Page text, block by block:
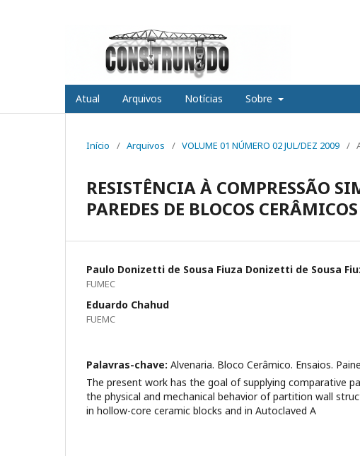
Atual Arquivos Notícias Sobre
Início / Arquivos / VOLUME 01 NÚMERO 02 JUL/DEZ 2009 /
RESISTÊNCIA À COMPRESSÃO
PAREDES DE BLOCOS
Paulo Donizetti de Sousa Fiuza Donizetti de Sousa
FUMEC
Eduardo Chahud
FUEMC
Palavras-chave: Alvenaria. Bloco Cerâmico. Ensaios.
The present work has the goal of supplying comparative
the physical and mechanical behavior of partition wall
in hollow-core ceramic blocks and in Autoclaved A